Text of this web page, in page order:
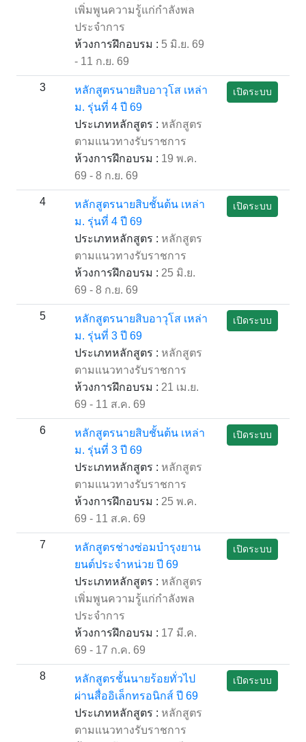
เพิ่มพูนความรู้แก่กำลังพล
ประจำการ
ห้วงการฝึกอบรม : 5 มิ.ย. 69
- 11 ก.ย. 69
3
หลักสูตรนายสิบอาวุโส เหล่า
ม. รุ่นที่ 4 ปี 69
ประเภทหลักสูตร : หลักสูตร
ตามแนวทางรับราชการ
ห้วงการฝึกอบรม : 19 พ.ค.
69 - 8 ก.ย. 69
เปิดระบบ
4
หลักสูตรนายสิบชั้นต้น เหล่า
ม. รุ่นที่ 4 ปี 69
ประเภทหลักสูตร : หลักสูตร
ตามแนวทางรับราชการ
ห้วงการฝึกอบรม : 25 มิ.ย.
69 - 8 ก.ย. 69
เปิดระบบ
5
หลักสูตรนายสิบอาวุโส เหล่า
ม. รุ่นที่ 3 ปี 69
ประเภทหลักสูตร : หลักสูตร
ตามแนวทางรับราชการ
ห้วงการฝึกอบรม : 21 เม.ย.
69 - 11 ส.ค. 69
เปิดระบบ
6
หลักสูตรนายสิบชั้นต้น เหล่า
ม. รุ่นที่ 3 ปี 69
ประเภทหลักสูตร : หลักสูตร
ตามแนวทางรับราชการ
ห้วงการฝึกอบรม : 25 พ.ค.
69 - 11 ส.ค. 69
เปิดระบบ
7
หลักสูตรช่างซ่อมบำรุงยาน
ยนต์ประจำหน่วย ปี 69
ประเภทหลักสูตร : หลักสูตร
เพิ่มพูนความรู้แก่กำลังพล
ประจำการ
ห้วงการฝึกอบรม : 17 มี.ค.
69 - 17 ก.ค. 69
เปิดระบบ
8
หลักสูตรชั้นนายร้อยทั่วไป
ผ่านสื่ออิเล็กทรอนิกส์ ปี 69
ประเภทหลักสูตร : หลักสูตร
ตามแนวทางรับราชการ
เปิดระบบ